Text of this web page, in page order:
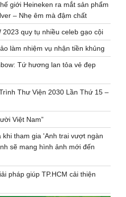
giới Heineken ra mắt sản phẩm
– Nhẹ êm mà đậm chất
2023 quy tụ nhiều celeb gạo cội
làm nhiệm vụ nhận tiền khủng
Tứ hương lan tỏa vẻ đẹp
Thư Viện 2030 Lần Thứ 15 –
Việt Nam”
khi tham gia 'Anh trai vượt ngàn
sẽ mang hình ảnh mới đến
pháp giúp TP.HCM cải thiện